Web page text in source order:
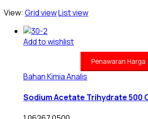
View: Grid viewList view
Add to wishlist
Penawaran Harga
Bahan Kimia Analis
Sodium Acetate Trihydrate 500